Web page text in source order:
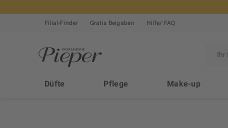
Filial-Finder Gratis Beigaben Hilfe/ FAQ
Düfte Pflege Make-up